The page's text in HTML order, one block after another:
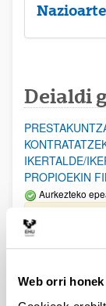
Web orri
Deialdi
IKERTALDE/
PROPIOEKIN
Aurkezteko
Izapide irekia